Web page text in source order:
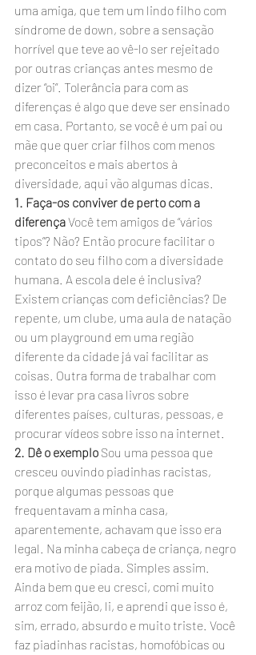
uma amiga, que tem um lindo filho com
síndrome de down, sobre a sensação
horrível que teve ao vê-lo ser rejeitado
por outras crianças antes mesmo de
dizer “oi”. Tolerância para com as
diferenças é algo que deve ser ensinado
em casa. Portanto, se você é um pai ou
mãe que quer criar filhos com menos
preconceitos e mais abertos à
diversidade, aqui vão algumas dicas.
1. Faça-os conviver de perto com a
diferença Você tem amigos de “vários
tipos”? Não? Então procure facilitar o
contato do seu filho com a diversidade
humana. A escola dele é inclusiva?
Existem crianças com deficiências? De
repente, um clube, uma aula de natação
ou um playground em uma região
diferente da cidade já vai facilitar as
coisas. Outra forma de trabalhar com
isso é levar pra casa livros sobre
diferentes países, culturas, pessoas, e
procurar vídeos sobre isso na internet.
2. Dê o exemplo Sou uma pessoa que
cresceu ouvindo piadinhas racistas,
porque algumas pessoas que
frequentavam a minha casa,
aparentemente, achavam que isso era
legal. Na minha cabeça de criança, negro
era motivo de piada. Simples assim.
Ainda bem que eu cresci, comi muito
arroz com feijão, li, e aprendi que isso é,
sim, errado, absurdo e muito triste. Você
faz piadinhas racistas, homofóbicas ou